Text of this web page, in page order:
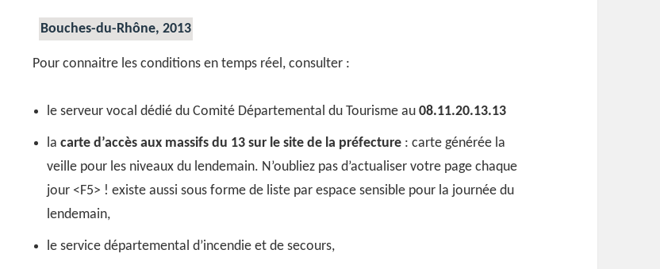
Bouches-du-Rhône, 2013
Pour connaitre les conditions en temps réel, consulter :
le serveur vocal dédié du Comité Départemental du Tourisme au08.11.20.13.13
lacarte d’accès aux massifs du 13 sur le site de la préfecture : carte générée la
veille pour les niveaux du lendemain. N’oubliez pas d’actualiser votre page chaque
jour <F5> ! existe aussi sous forme de liste par espace sensible pour la journée du
lendemain,
le service départemental d’incendie et de secours,